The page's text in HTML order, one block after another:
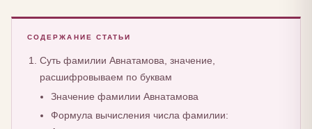
СОДЕРЖАНИЕ СТАТЬИ
Суть фамилии Авнатамова, значение,
расшифровываем по буквам
Значение фамилии Авнатамова
Формула вычисления числа фамилии: